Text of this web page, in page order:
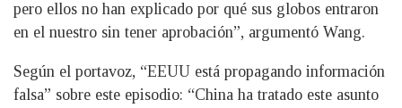
pero ellos no han explicado por qué sus globos entraron
en el nuestro sin tener aprobación”, argumentó Wang.
Según el portavoz, “EEUU está propagando información
falsa” sobre este episodio: “China ha tratado este asunto